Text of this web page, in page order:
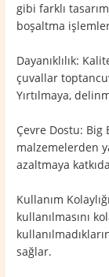
gibi farklı
boşaltma
Dayanıklılık:
çuvallar
Yırtılmaya,
Çevre Dostu:
malzemelerden
azaltmaya
Kullanım
kullanılmasını
sağlar.